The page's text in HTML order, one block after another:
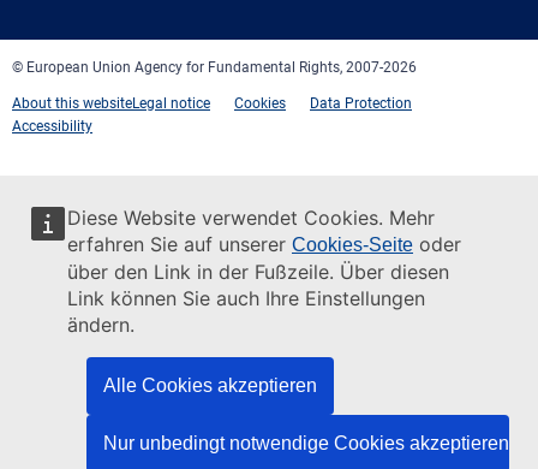
Diese Website verwendet Cookies. Mehr
erfahren Sie auf unserer Cookies-Seite oder
über den Link in der Fußzeile. Über diesen
Link können Sie auch Ihre Einstellungen
ändern.
Alle Cookies akzeptieren
Nur unbedingt notwendige Cookies akzeptieren
© European Union Agency for Fundamental Rights, 2007-2026
About this websiteLegal notice Cookies
Data Protection
Accessibility